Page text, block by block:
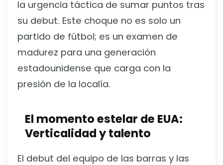
la urgencia táctica de sumar puntos tras
su debut. Este choque no es solo un
partido de fútbol; es un examen de
madurez para una generación
estadounidense que carga con la
presión de la localía.
El momento estelar de EUA:
Verticalidad y talento
El debut del equipo de las barras y las